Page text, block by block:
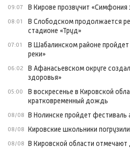
09:07 В Кирове прозвучит «Симфония
08:01
В Слободском продолжается
стадионе «Труд»
07:01
В Шабалинском районе
реки»
06:02
В Афанасьевском округе
здоровья»
05:00
В воскресенье в Кировской
кратковременный дождь
08/08 В Нолинске пройдет фестиваль
08/08 Кировские школьники
08/08 В Кировской области отмечают